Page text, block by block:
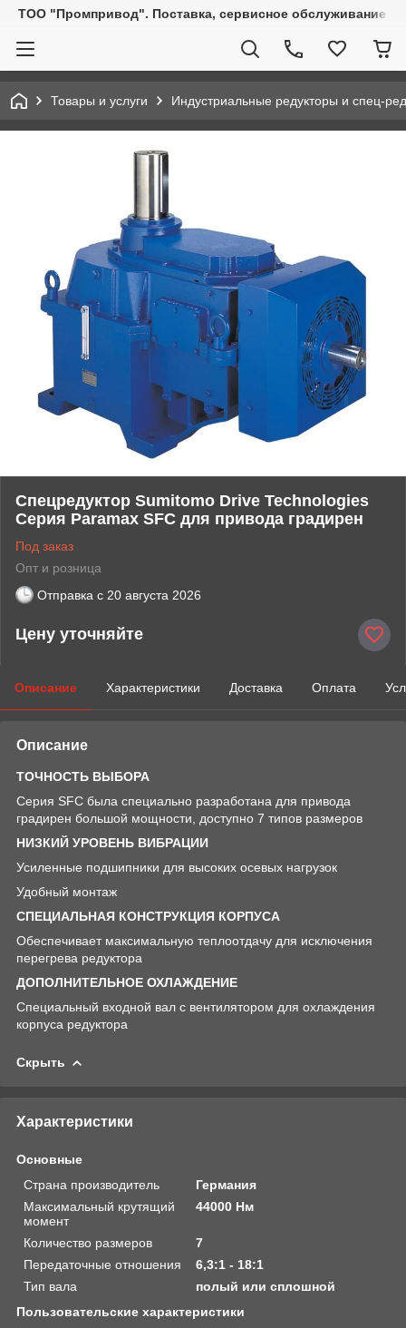
ТОО "Промпривод". Поставка, сервисное обслуживание
Товары и услуги Индустриальные редукторы и спец-
Спецредуктор Sumitomo Drive Technologies
Серия Paramax SFC для привода градирен
Под заказ
Опт и розница
Отправка с 20 августа 2026
Цену уточняйте
Описание Характеристики Доставка Оплата
Описание
ТОЧНОСТЬ ВЫБОРА
Серия SFC была специально разработана для привода
градирен большой мощности, доступно 7 типов размеров
НИЗКИЙ УРОВЕНЬ ВИБРАЦИИ
Усиленные подшипники для высоких осевых нагрузок
Удобный монтаж
СПЕЦИАЛЬНАЯ КОНСТРУКЦИЯ КОРПУСА
Обеспечивает максимальную теплоотдачу для исключения
перегрева редуктора
ДОПОЛНИТЕЛЬНОЕ ОХЛАЖДЕНИЕ
Специальный входной вал с вентилятором для охлаждения
корпуса редуктора
Скрыть
Характеристики
Основные
Страна производитель
Германия
Максимальный крутящий
момент
44000 Нм
Количество размеров
7
Передаточные отношения
6,3:1 - 18:1
Тип вала
полый или сплошной
Пользовательские характеристики